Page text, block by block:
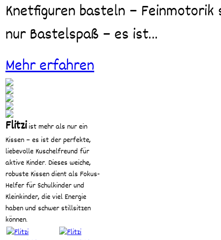
Knetfiguren basteln – Feinmotorik spielerisch stärken Kneten ist mehr als
nur Bastelspaß – es ist…
Mehr erfahren
Flitziist mehr als nur ein
Kissen – es ist der perfekte,
liebevolle Kuschelfreund für
aktive Kinder. Dieses weiche,
robuste Kissen dient als Fokus-
Helfer für Schulkinder und
Kleinkinder, die viel Energie
haben und schwer stillsitzen
können.